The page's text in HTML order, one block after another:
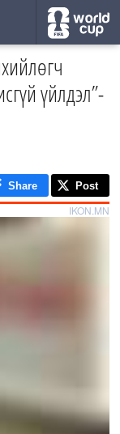
үйлдэл”-
Share Post
IKON.MN